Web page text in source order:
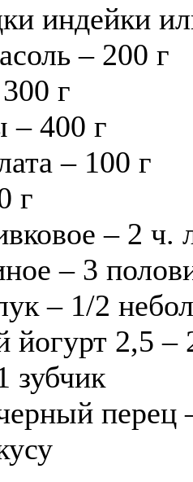
индейки
– 200 г
г
400 г
– 100 г
г
– 2 ч.
– 3
– 1/2
йогурт 2,5
зубчик
перец